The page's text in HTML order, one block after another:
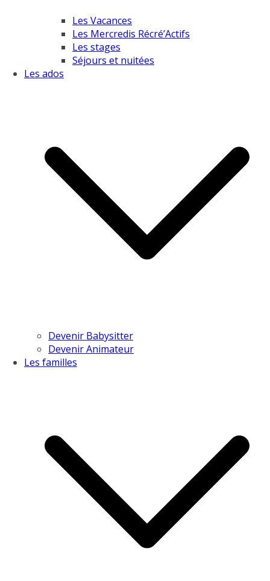
Les Vacances
Les Mercredis Récré’Actifs
Les stages
Séjours et nuitées
Les ados
Devenir Babysitter
Devenir Animateur
Les familles